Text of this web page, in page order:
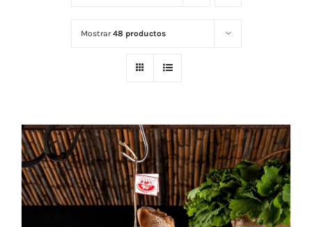
Mostrar48 productos